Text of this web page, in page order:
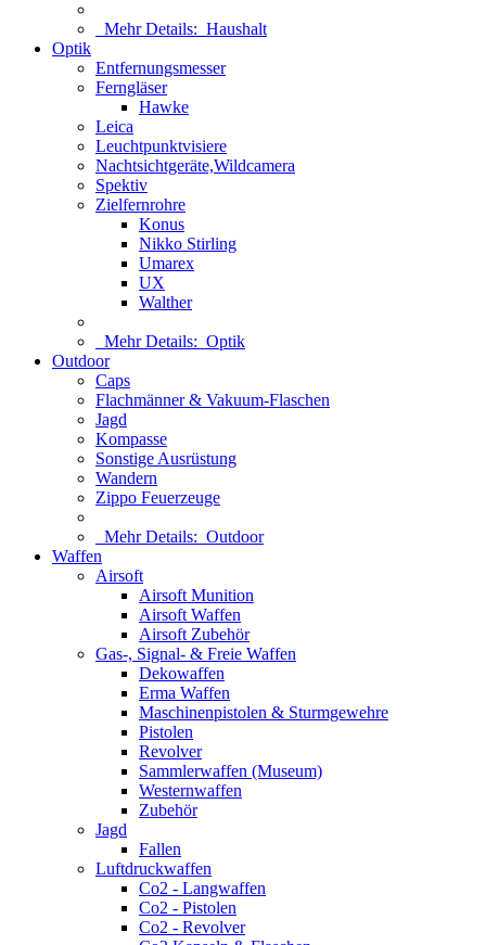
Mehr Details: Haushalt
Optik
Entfernungsmesser
Ferngläser
Hawke
Leica
Leuchtpunktvisiere
Nachtsichtgeräte,Wildcamera
Spektiv
Zielfernrohre
Konus
Nikko Stirling
Umarex
UX
Walther
Mehr Details: Optik
Outdoor
Caps
Flachmänner & Vakuum-Flaschen
Jagd
Kompasse
Sonstige Ausrüstung
Wandern
Zippo Feuerzeuge
Mehr Details: Outdoor
Waffen
Airsoft
Airsoft Munition
Airsoft Waffen
Airsoft Zubehör
Gas-, Signal- & Freie Waffen
Dekowaffen
Erma Waffen
Maschinenpistolen & Sturmgewehre
Pistolen
Revolver
Sammlerwaffen (Museum)
Westernwaffen
Zubehör
Jagd
Fallen
Luftdruckwaffen
Co2 - Langwaffen
Co2 - Pistolen
Co2 - Revolver